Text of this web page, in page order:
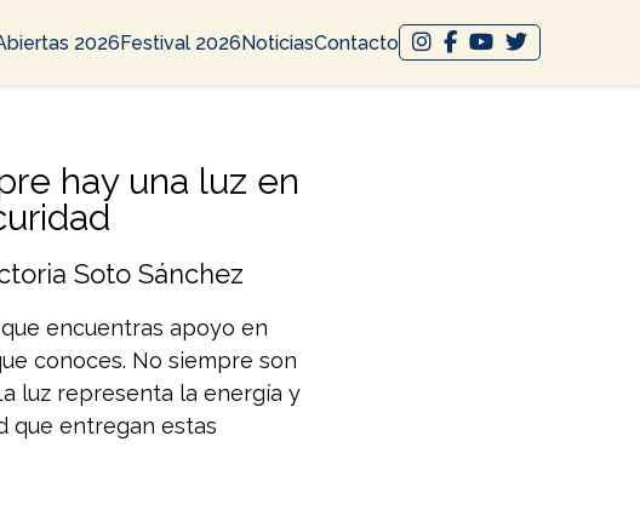
2026Festival 2026NoticiasContacto
hay una luz en
Soto Sánchez
encuentras apoyo en
conoces. No siempre son
luz representa la energía y
que entregan estas